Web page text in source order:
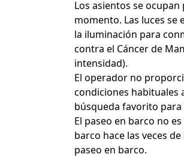
Los asientos se
momento. Las luces se
la iluminación para
contra el Cáncer de
intensidad).
El operador no
condiciones habituales
búsqueda favorito para
El paseo en barco no
barco hace las veces
paseo en barco.